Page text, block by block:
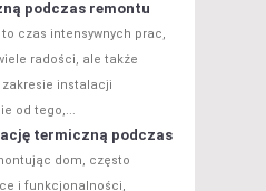
podczas remontu
czas intensywnych prac,
radości, ale także
zakresie instalacji
od tego,...
termiczną podczas
dom, często
i funkcjonalności,